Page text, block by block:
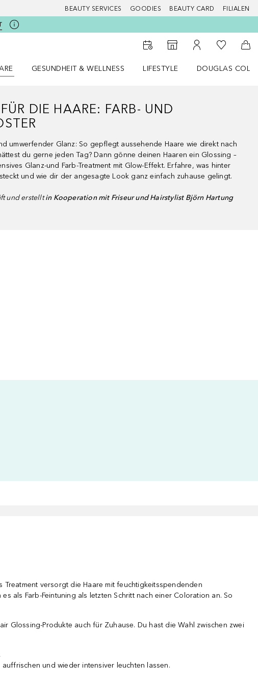
BEAUTY SERVICES GOODIES BEAUTY CARD FILIALEN
Zum Storefinder
Zu Meinem
Zu Meiner
Menü öffnen
GESUNDHEIT & WELLNESS
LIFESTYLE
DOUGLAS
DIE HAARE: FARB- UND
umwerfender Glanz: So gepflegt aussehende Haare wie direkt nach
du gerne jeden Tag? Dann gönne deinen Haaren ein Glossing –
Glanz-und Farb-Treatment mit Glow-Effekt. Erfahre, was hinter
und wie dir der angesagte Look ganz einfach zuhause gelingt.
und erstelltin Kooperation mit Friseur und Hairstylist Björn Hartung
versorgt die Haare mit feuchtigkeitsspendenden
als Farb-Feintuning als letzten Schritt nach einer Coloration an. So
Glossing-Produkte auch für Zuhause. Du hast die Wahl zwischen zwei
und wieder intensiver leuchten lassen.